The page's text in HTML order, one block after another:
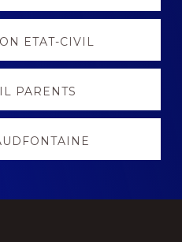
ETAT-CIVIL
PARENTS